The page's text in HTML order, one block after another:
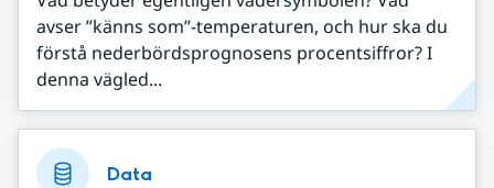
avser ”känns som”-temperaturen, och hur ska du
förstå nederbördsprognosens procentsiffror? I
denna vägled...
Data